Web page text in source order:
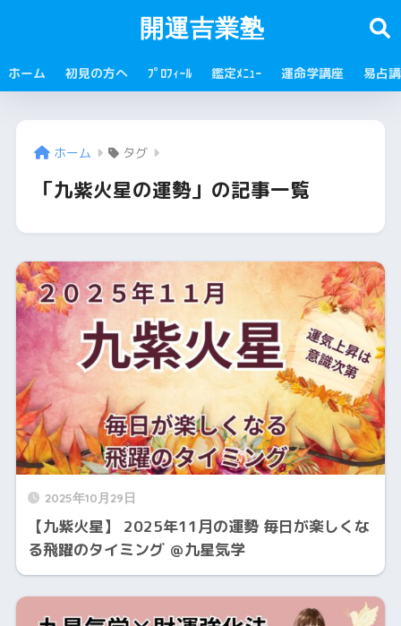
開運吉業塾
ホーム 初見の方へ ﾌﾟﾛﾌｨｰﾙ 鑑定ﾒﾆｭｰ 運命学講座 易占
ホーム タグ
「九紫火星の運勢」の記事一覧
2025年10月29日
【九紫火星】 2025年11月の運勢 毎日が楽しくな
る飛躍のタイミング ＠九星気学